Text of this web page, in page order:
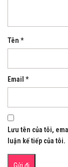
Tên *
Email *
Lưu tên của tôi,
luận kế tiếp của tôi.